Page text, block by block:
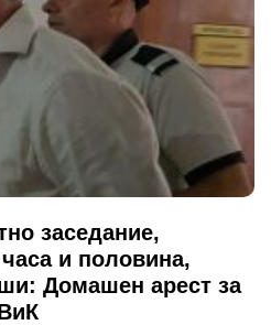
заседание,
и половина,
Домашен арест за